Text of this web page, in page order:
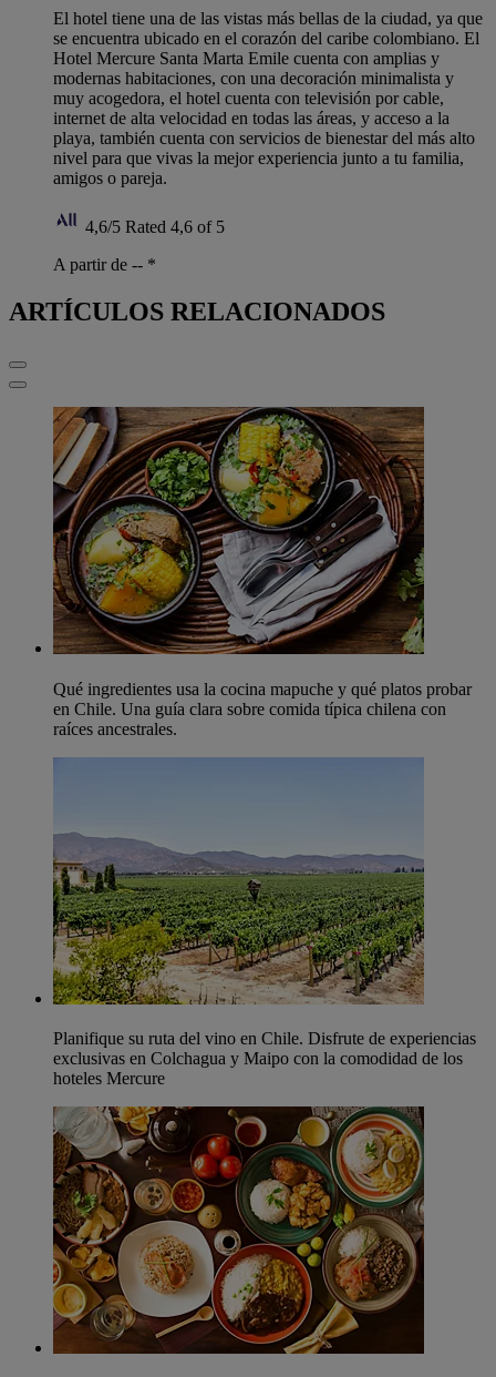
El hotel tiene una de las vistas más bellas de la ciudad, ya que
se encuentra ubicado en el corazón del caribe colombiano. El
Hotel Mercure Santa Marta Emile cuenta con amplias y
modernas habitaciones, con una decoración minimalista y
muy acogedora, el hotel cuenta con televisión por cable,
internet de alta velocidad en todas las áreas, y acceso a la
playa, también cuenta con servicios de bienestar del más alto
nivel para que vivas la mejor experiencia junto a tu familia,
amigos o pareja.
4,6/5 Rated 4,6 of 5
A partir de -- *
ARTÍCULOS RELACIONADOS
Qué ingredientes usa la cocina mapuche y qué platos probar
en Chile. Una guía clara sobre comida típica chilena con
raíces ancestrales.
Planifique su ruta del vino en Chile. Disfrute de experiencias
exclusivas en Colchagua y Maipo con la comodidad de los
hoteles Mercure